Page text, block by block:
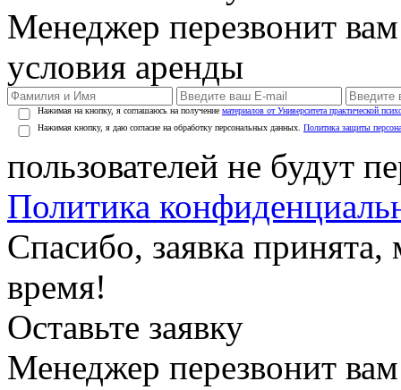
Менеджер перезвонит
условия аренды
Нажимая на кнопку, я соглашаюсь на получение материалов от Университета практической
Нажимая кнопку, я даю согласие на обработку персональных данных. Политика защиты
пользователей не будут
Политика
Спасибо, заявка
время!
Оставьте заявку
Менеджер перезвонит